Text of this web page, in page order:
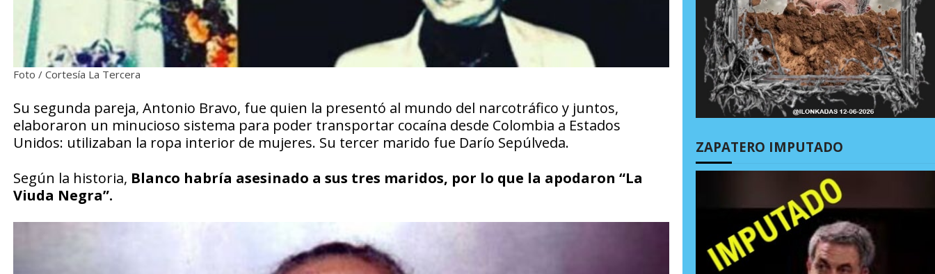
Foto / Cortesía La Tercera
Su segunda pareja, Antonio Bravo, fue quien la presentó al mundo del narcotráfico y juntos,
elaboraron un minucioso sistema para poder transportar cocaína desde Colombia a Estados
Unidos: utilizaban la ropa interior de mujeres. Su tercer marido fue Darío Sepúlveda.
Según la historia, Blanco habría asesinado a sus tres maridos, por lo que la apodaron “La
Viuda Negra”.
ZAPATERO IMPUTADO